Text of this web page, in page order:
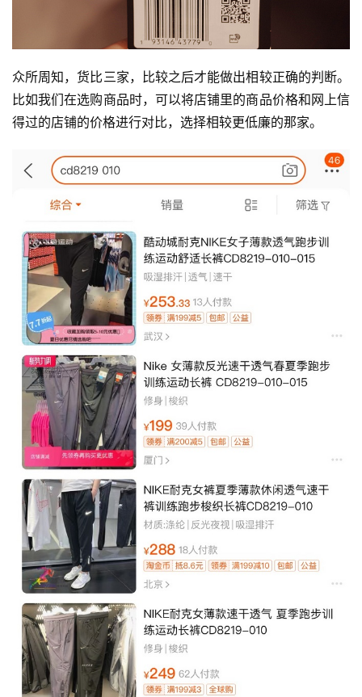
众所周知，货比三家，比较之后才能做出相较正确的判断。
比如我们在选购商品时，可以将店铺里的商品价格和网上信
得过的店铺的价格进行对比，选择相较更低廉的那家。